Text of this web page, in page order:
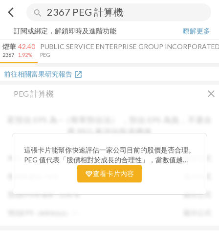
arrow_back_ios search
訂閱或綁定，解鎖即時及進階功能
瞭解更多
燿華
2367
42.40
1.92%
PUBLIC SERVICE ENTERPRISE GROUP
PEG
前往相關富果研究報告 open_in_new
PEG 計算機 close
用 PEG 來評估投資價值
PEG :N/A
預估EPS年增率 :0.00% 顯示公式
這張卡片能幫你快速評估一家公司目前的股價是否合理。
PEG 值代表「股價相對於成長的合理性」，當數值越
低，通常表示股票價格尚未充分反映公司未來的獲利成長
潛力，具備投資吸引力。 卡片同時顯示預估 EPS、年增
查看卡片內容